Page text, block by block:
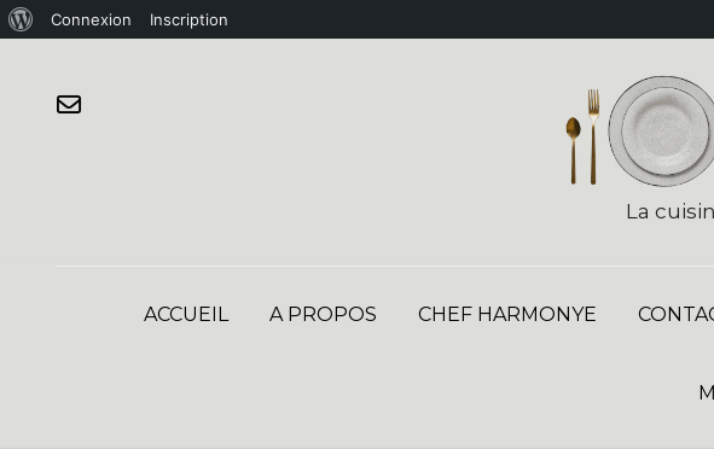
Connexion Inscription
La
ACCUEIL A PROPOS CHEF HARMONYE